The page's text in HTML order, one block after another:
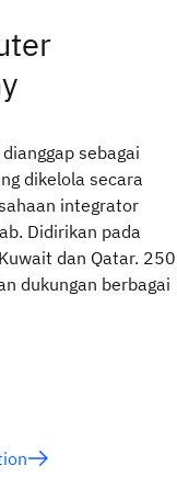
sebagai
dikelola secara
integrator
Didirikan pada
dan Qatar. 250
dukungan berbagai